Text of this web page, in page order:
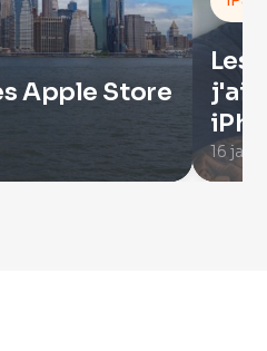
Apple Store
Les
j'ai
16